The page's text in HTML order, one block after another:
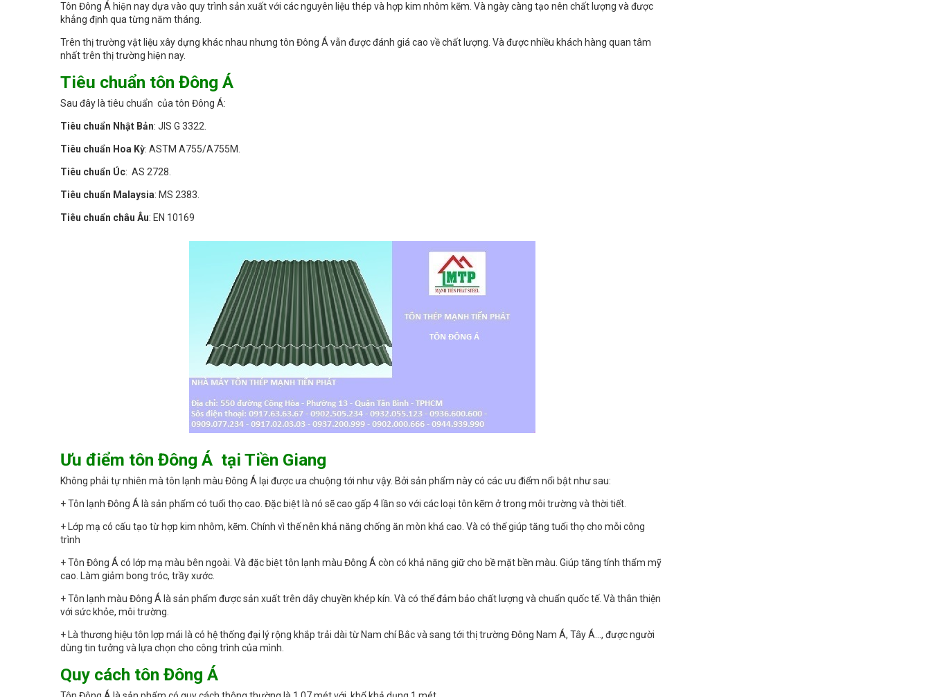
Tôn Đông Á hiện nay dựa vào quy trình sản xuất với các nguyên liệu thép và hợp kim nhôm kẽm. Và ngày càng tạo nên chất lượng và được
khẳng định qua từng năm tháng.
Trên thị trường vật liệu xây dựng khác nhau nhưng tôn Đông Á vẫn được đánh giá cao về chất lượng. Và được nhiều khách hàng quan tâm
nhất trên thị trường hiện nay.
Tiêu chuẩn tôn Đông Á
Sau đây là tiêu chuẩn của tôn Đông Á:
Tiêu chuẩn Nhật Bản: JIS G 3322.
Tiêu chuẩn Hoa Kỳ: ASTM A755/A755M.
Tiêu chuẩn Úc: AS 2728.
Tiêu chuẩn Malaysia: MS 2383.
Tiêu chuẩn châu Âu: EN 10169
Ưu điểm tôn Đông Á tại Tiền Giang
Không phải tự nhiên mà tôn lạnh màu Đông Á lại được ưa chuộng tới như vậy. Bởi sản phẩm này có các ưu điểm nổi bật như sau:
+ Tôn lạnh Đông Á là sản phẩm có tuổi thọ cao. Đặc biệt là nó sẽ cao gấp 4 lần so với các loại tôn kẽm ở trong môi trường và thời tiết.
+ Lớp mạ có cấu tạo từ hợp kim nhôm, kẽm. Chính vì thế nên khả năng chống ăn mòn khá cao. Và có thể giúp tăng tuổi thọ cho mỗi công
trình
+ Tôn Đông Á có lớp mạ màu bên ngoài. Và đặc biệt tôn lạnh màu Đông Á còn có khả năng giữ cho bề mặt bền màu. Giúp tăng tính thẩm mỹ
cao. Làm giảm bong tróc, trầy xước.
+ Tôn lạnh màu Đông Á là sản phẩm được sản xuất trên dây chuyền khép kín. Và có thể đảm bảo chất lượng và chuẩn quốc tế. Và thân thiện
với sức khỏe, môi trường.
+ Là thương hiệu tôn lợp mái là có hệ thống đại lý rộng khắp trải dài từ Nam chí Bắc và sang tới thị trường Đông Nam Á, Tây Á…, được người
dùng tin tưởng và lựa chọn cho công trình của mình.
Quy cách tôn Đông Á